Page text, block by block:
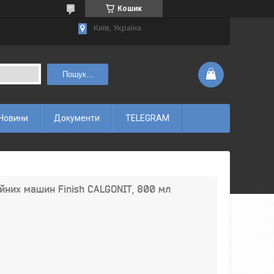
Кошик
Київ, Україна
Пошук...
Документи TELEGRAM
машин Finish CALGONIT, 800 мл